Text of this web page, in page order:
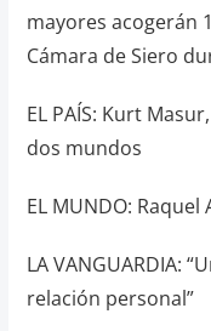
mayores acogerán
Cámara de Siero
EL PAÍS: Kurt
dos mundos
EL MUNDO:
LA VANGUARDIA:
relación personal”